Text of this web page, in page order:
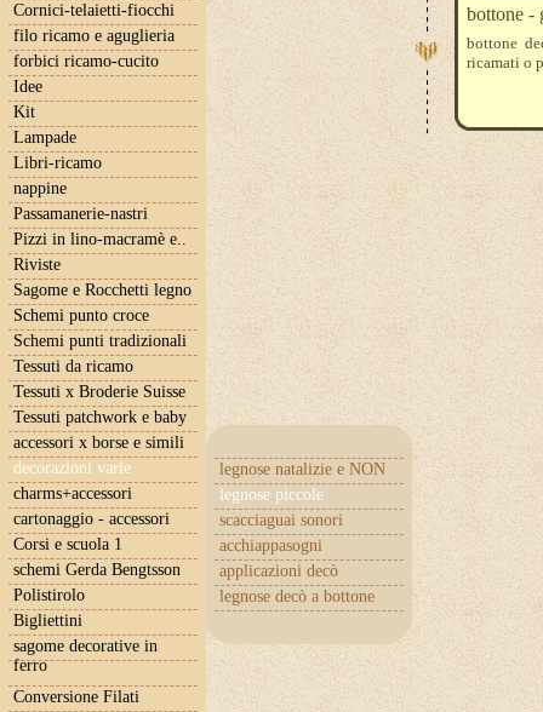
Cornici-telaietti-fiocchi
filo ricamo e aguglieria
forbici ricamo-cucito
Idee
Kit
Lampade
Libri-ricamo
nappine
Passamanerie-nastri
Pizzi in lino-macramè e..
Riviste
Sagome e Rocchetti legno
Schemi punto croce
Schemi punti tradizionali
Tessuti da ricamo
Tessuti x Broderie Suisse
Tessuti patchwork e baby
accessori x borse e simili
decorazioni varie
legnose natalizie e NON
legnose piccole
scacciaguai sonori
acchiappasogni
applicazioni decò
legnose decò a bottone
charms+accessori
cartonaggio - accessori
Corsi e scuola 1
schemi Gerda Bengtsson
Polistirolo
Bigliettini
sagome decorative in
ferro
Conversione Filati
bottone -
bottone
ricamati o